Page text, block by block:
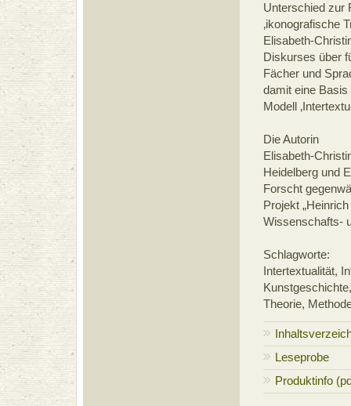
Unterschied zur
‚ikonografische
Elisabeth-
Diskurses über
Fächer und
damit eine
Modell
Die Autorin
Elisabeth-
Heidelberg und
Forscht
Projekt
Wissenschafts-
Schlagworte:
Intertextualität,
Theorie,
Leseprobe
Produktinfo